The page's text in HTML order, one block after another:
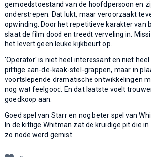
gemoedstoestand van de hoofdpersoon en
onderstrepen. Dat lukt, maar veroorzaakt
opwinding. Door het repetitieve karakter van
slaat de film dood en treedt verveling in.
het levert geen leuke kijkbeurt op.
'Operator' is niet heel interessant en niet heel
pittige aan-de-kaak-stel-grappen, maar in
voortslepende dramatische ontwikkelingen
nog wat feelgood. En dat laatste voelt
goedkoop aan.
Goed spel van Starr en nog beter spel van
In de kittige Whitman zat de kruidige pit die
zo node werd gemist.